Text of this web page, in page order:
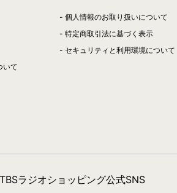
いて
個人情報のお取り扱いについて
特定商取引法に基づく表示
セキュリティと利用環境について
TBSラジオショッピング公式SNS